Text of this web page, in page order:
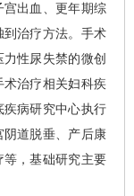
出血、更年期综
治疗方法。手术
性尿失禁的微创
治疗相关妇科疾
病研究中心执行
道脱垂、产后康
，基础研究主要